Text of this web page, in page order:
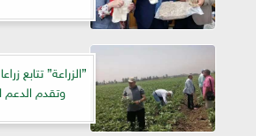
”الزراعة” تتابع
وتقدم الدعم